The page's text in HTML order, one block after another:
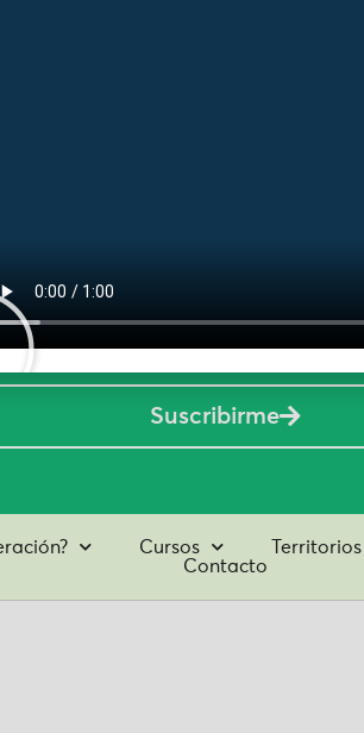
de
Datos
Suscribirme
Cursos
Contacto